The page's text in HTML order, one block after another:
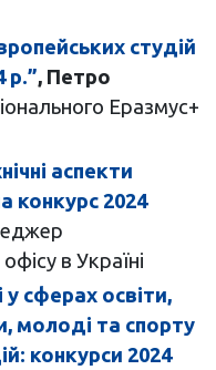
студій
р.”, Петро
Еразмус+
аспекти
конкурс 2024
в Україні
у сферах освіти,
молоді та спорту
конкурси 2024